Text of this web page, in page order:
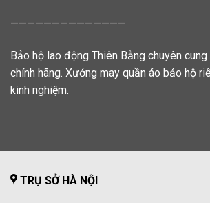
——————————————
Bảo hộ lao động Thiên Bằng chuyên
chính hãng. Xưởng may quần áo bảo hộ
kinh nghiệm.
TRỤ SỞ HÀ NỘI